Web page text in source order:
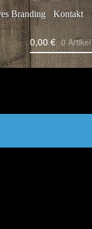
Branding Kontakt
0,00€ 0 Artikel